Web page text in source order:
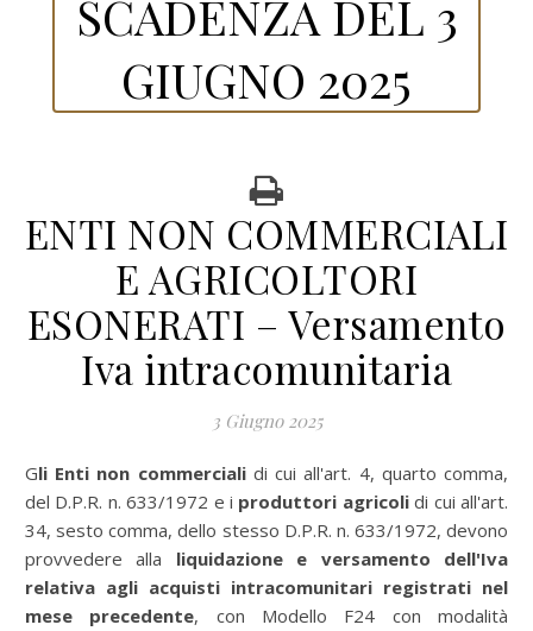
SCADENZA DEL 3
GIUGNO 2025
ENTI NON COMMERCIALI
E AGRICOLTORI
ESONERATI – Versamento
Iva intracomunitaria
3 Giugno 2025
Gli Enti non commerciali di cui all'art. 4, quarto comma,
del D.P.R. n. 633/1972 e i produttori agricolidi cui all'art.
34, sesto comma, dello stesso D.P.R. n. 633/1972, devono
provvedere alla liquidazione e versamento dell'Iva
relativa agli acquisti intracomunitari registrati nel
mese precedente, con
Modello F24 con modalità